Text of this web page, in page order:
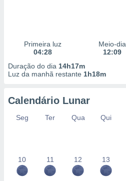
Primeira luz
04:28
Meio-dia
12:09
Duração do dia 14h17m
Luz da manhã restante 1h18m
Calendário Lunar
Seg Ter Qua Qui
10 11 12 13